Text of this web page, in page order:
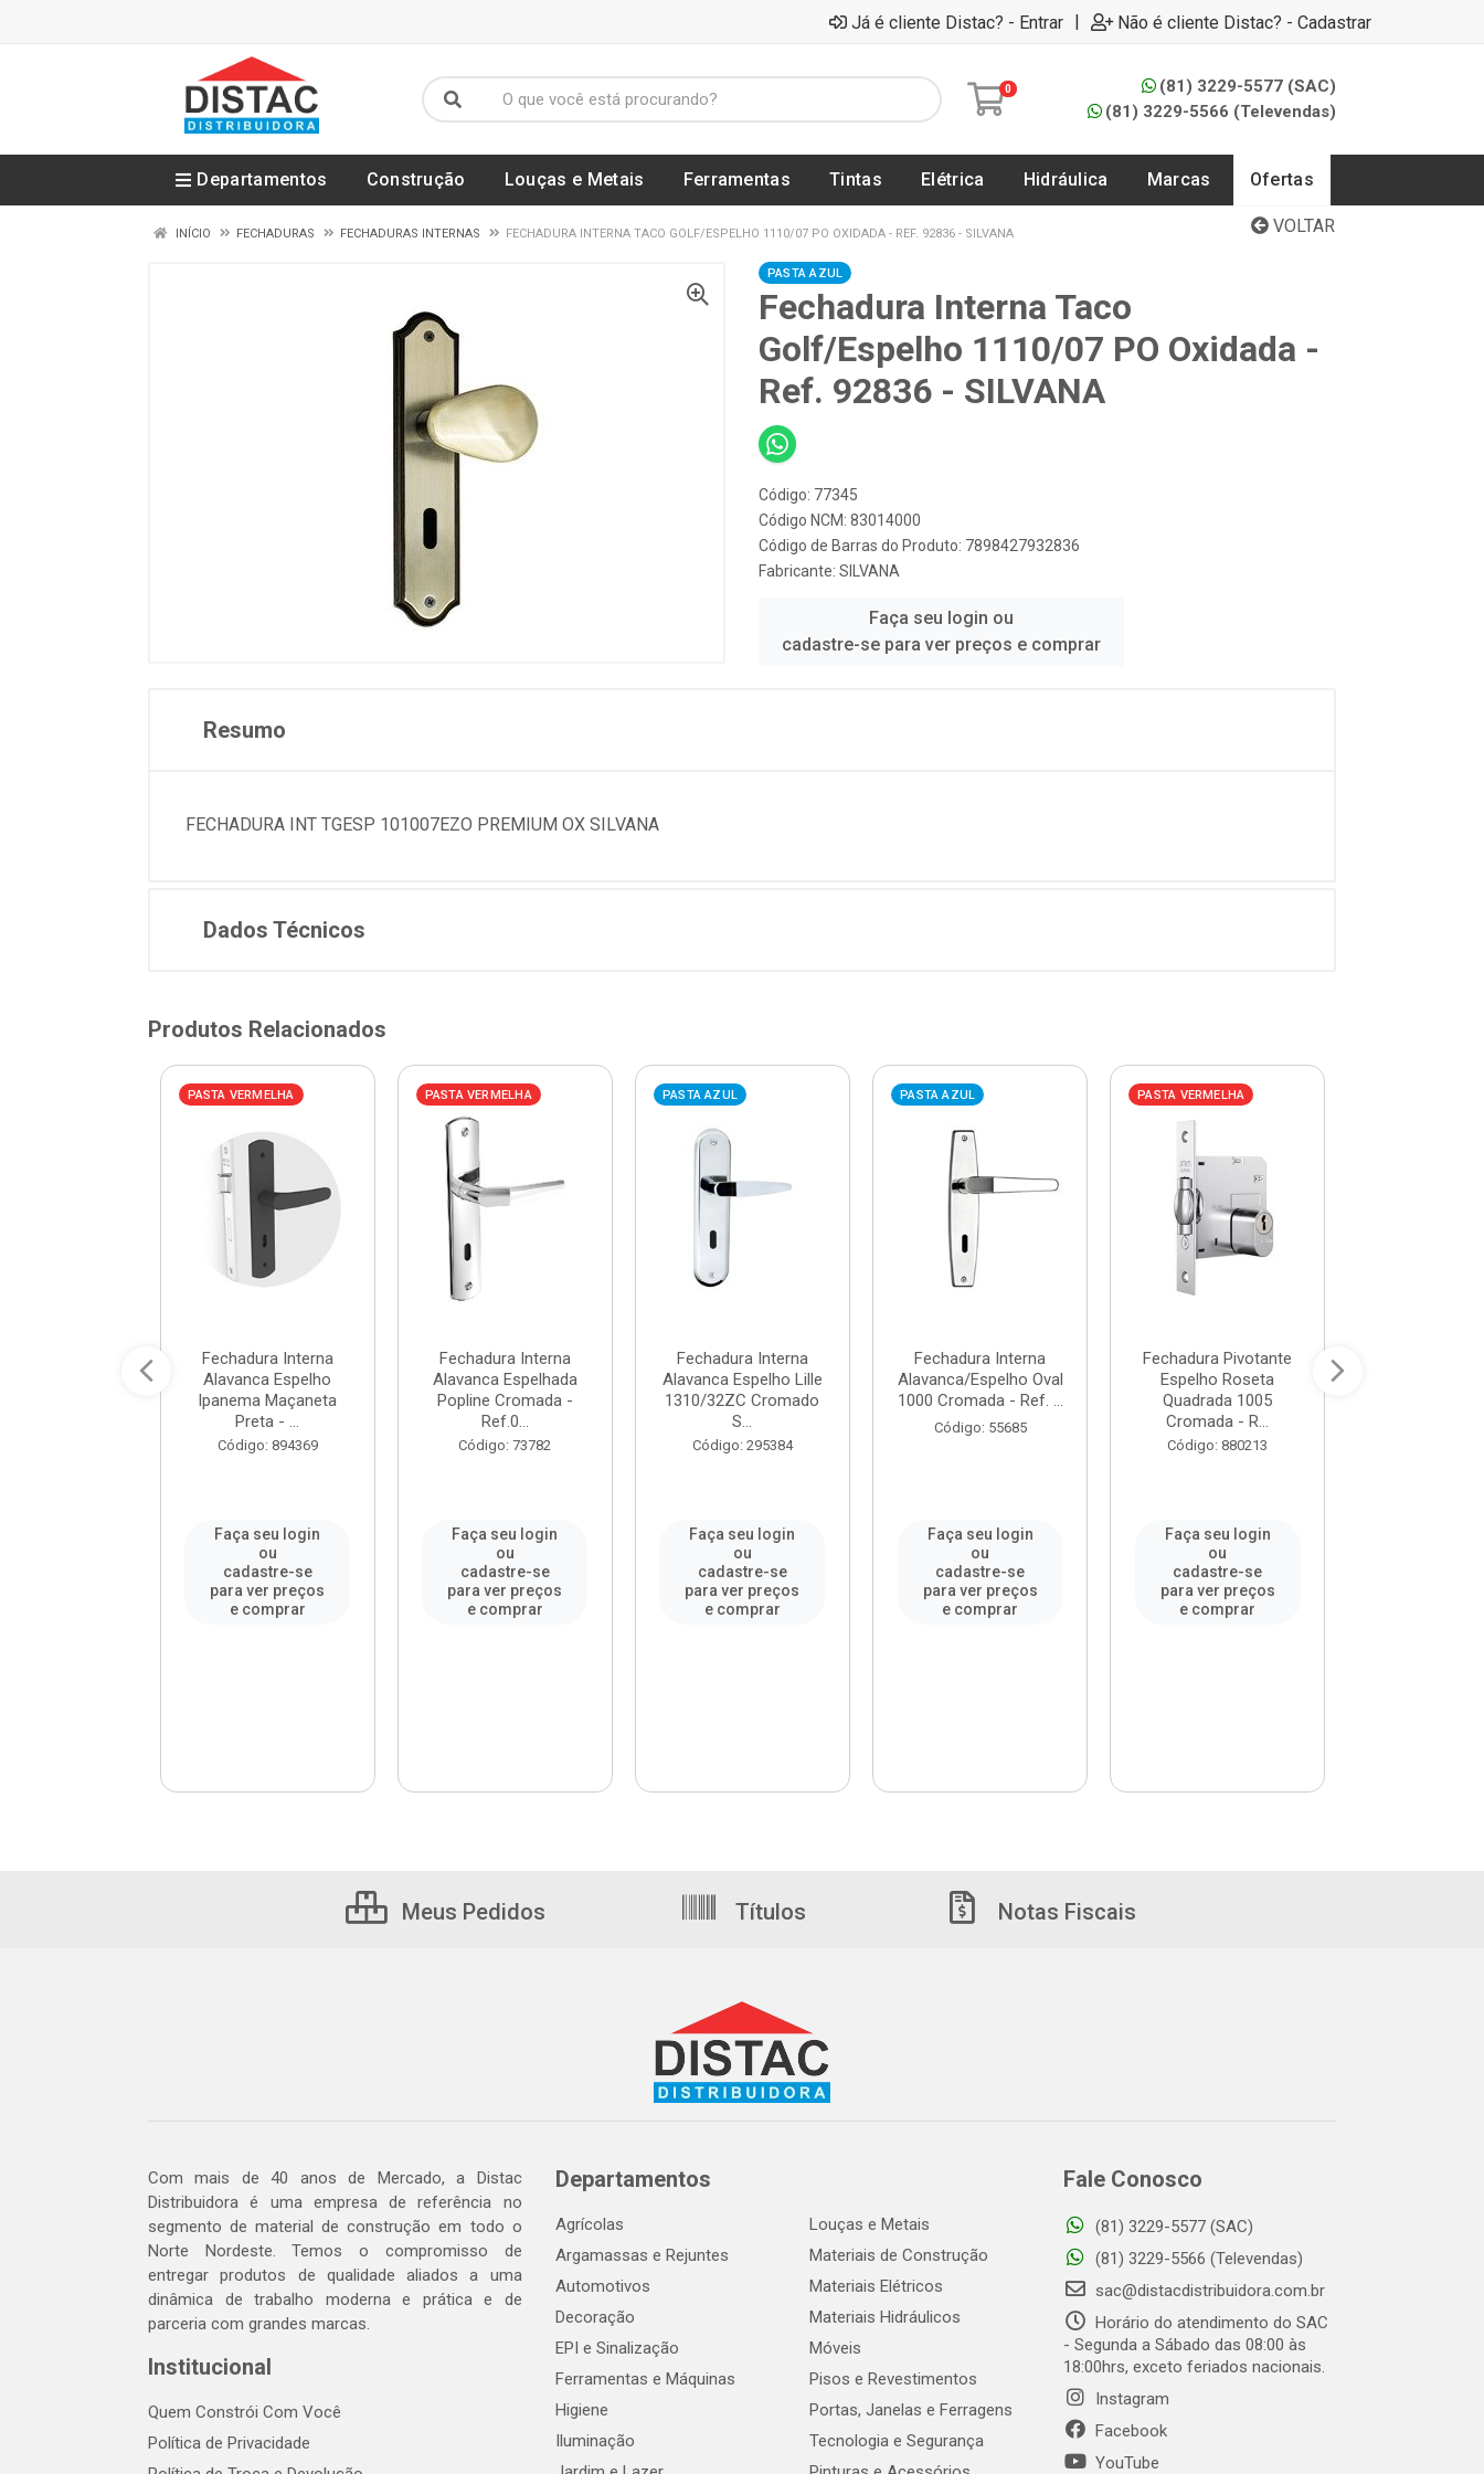
Já é cliente Distac? - Entrar | Não é cliente Distac? - Cadastrar
0
(81) 3229-5577 (SAC)
(81) 3229-5566 (Televendas)
Departamentos Construção Louças e Metais Ferramentas Tintas Elétrica Hidráulica Marcas Ofertas
VOLTAR
INÍCIO FECHADURAS FECHADURAS INTERNAS FECHADURA INTERNA TACO GOLF/ESPELHO 1110/07 PO OXIDADA - REF. 92836 - SILVANA
PASTA AZUL
Fechadura Interna Taco
Golf/Espelho 1110/07 PO Oxidada -
Ref. 92836 - SILVANA
Código: 77345
Código NCM: 83014000
Código de Barras do Produto: 7898427932836
Fabricante: SILVANA
Faça seu login ou
cadastre-se para ver preços e comprar
Resumo
FECHADURA INT TGESP 101007EZO PREMIUM OX SILVANA
Dados Técnicos
Produtos Relacionados
PASTA VERMELHA
Fechadura Interna
Alavanca Espelho
Ipanema Maçaneta
Preta - ...
Código: 894369
Faça seu login
ou
cadastre-se
para ver preços
e comprar
PASTA VERMELHA
Fechadura Interna
Alavanca Espelhada
Popline Cromada -
Ref.0...
Código: 73782
Faça seu login
ou
cadastre-se
para ver preços
e comprar
PASTA AZUL
Fechadura Interna
Alavanca Espelho Lille
1310/32ZC Cromado
S...
Código: 295384
Faça seu login
ou
cadastre-se
para ver preços
e comprar
PASTA AZUL
Fechadura Interna
Alavanca/Espelho Oval
1000 Cromada - Ref. ...
Código: 55685
Faça seu login
ou
cadastre-se
para ver preços
e comprar
PASTA VERMELHA
Fechadura Pivotante
Espelho Roseta
Quadrada 1005
Cromada - R...
Código: 880213
Faça seu login
ou
cadastre-se
para ver preços
e comprar
Meus Pedidos Títulos Notas Fiscais
Com mais de 40 anos de Mercado, a Distac
Distribuidora é uma empresa de referência no
segmento de material de construção em todo o
Norte Nordeste. Temos o compromisso de
entregar produtos de qualidade aliados a uma
dinâmica de trabalho moderna e prática e de
parceria com grandes marcas.
Institucional
Quem Constrói Com Você
Política de Privacidade
Departamentos
Agrícolas
Argamassas e Rejuntes
Automotivos
Decoração
EPI e Sinalização
Ferramentas e Máquinas
Higiene
Iluminação
Louças e Metais
Materiais de Construção
Materiais Elétricos
Materiais Hidráulicos
Móveis
Pisos e Revestimentos
Portas, Janelas e Ferragens
Tecnologia e Segurança
Fale Conosco
(81) 3229-5577 (SAC)
(81) 3229-5566 (Televendas)
sac@distacdistribuidora.com.br
Horário do atendimento do SAC
- Segunda a Sábado das 08:00 às
18:00hrs, exceto feriados nacionais.
Instagram
Facebook
YouTube